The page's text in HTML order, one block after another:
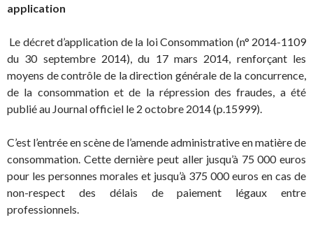
application
Le décret d’application de la loi Consommation (n° 2014-1109
du 30 septembre 2014), du 17 mars 2014, renforçant les
moyens de contrôle de la direction générale de la concurrence,
de la consommation et de la répression des fraudes, a été
publié au Journal officiel le 2 octobre 2014 (p.15999).
C’est l’entrée en scène de l’amende administrative en matière de
consommation. Cette dernière peut aller jusqu’à 75 000 euros
pour les personnes morales et jusqu’à 375 000 euros en cas de
non-respect des délais de paiement légaux entre
professionnels.